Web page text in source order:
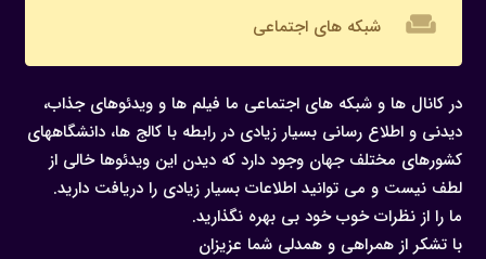
weekend شبکه های اجتماعی
در کانال ها و شبکه های اجتماعی ما فیلم ها و ویدئوهای جذاب،
دیدنی و اطلاع رسانی بسیار زیادی در رابطه با کالج ها، دانشگاههای
کشورهای مختلف جهان وجود دارد که دیدن این ویدئوها خالی از
لطف نیست و می توانید اطلاعات بسیار زیادی را دریافت دارید.
ما را از نظرات خوب خود بی بهره نگذارید.
با تشکر از همراهی و همدلی شما عزیزان